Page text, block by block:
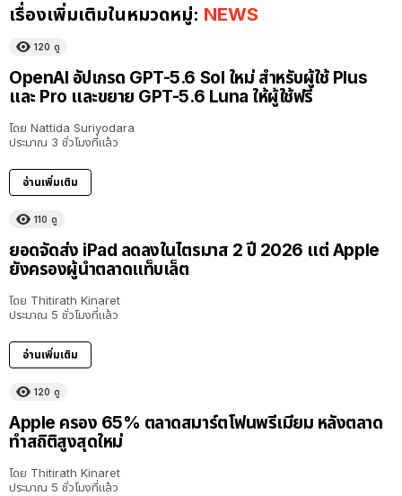
เรื่องเพิ่มเติมในหมวดหมู่: NEWS
120 ดู
OpenAI อัปเกรด GPT-5.6 Sol ใหม่ สำหรับผู้ใช้ Plus
และ Pro และขยาย GPT-5.6 Luna ให้ผู้ใช้ฟรี
โดย Nattida Suriyodara
ประมาณ 3 ชั่วโมงที่แล้ว
อ่านเพิ่มเติม
110 ดู
ยอดจัดส่ง iPad ลดลงในไตรมาส 2 ปี 2026 แต่ Apple
ยังครองผู้นำตลาดแท็บเล็ต
โดย Thitirath Kinaret
ประมาณ 5 ชั่วโมงที่แล้ว
อ่านเพิ่มเติม
120 ดู
Apple ครอง 65% ตลาดสมาร์ตโฟนพรีเมียม หลังตลาด
ทำสถิติสูงสุดใหม่
โดย Thitirath Kinaret
ประมาณ 5 ชั่วโมงที่แล้ว